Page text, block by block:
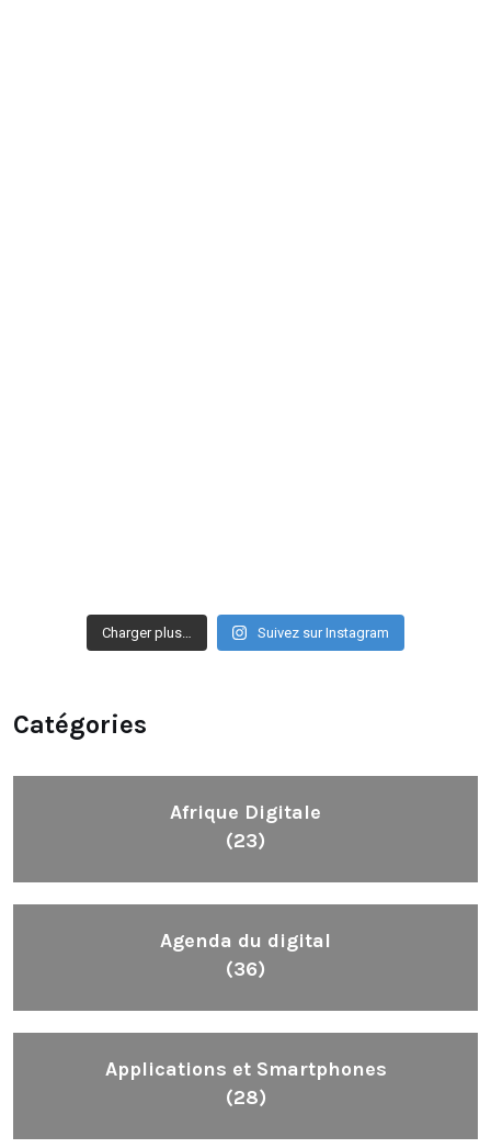
Charger plus… Suivez sur Instagram
Catégories
Afrique Digitale
(23)
Agenda du digital
(36)
Applications et Smartphones
(28)